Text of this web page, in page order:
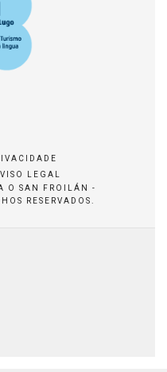
LEGAL
O SAN FROILÁN -
RESERVADOS.